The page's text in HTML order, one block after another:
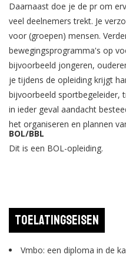
Daarnaast doe je de pr om
veel deelnemers trekt. Je
voor (groepen) mensen.
bewegingsprogramma's op
bijvoorbeeld jongeren,
je tijdens de opleiding krijgt
bijvoorbeeld sportbegeleider,
in ieder geval aandacht
het organiseren en plannen
BOL/BBL
Dit is een BOL-opleiding.
Toelatingseisen
Vmbo: een diploma in de